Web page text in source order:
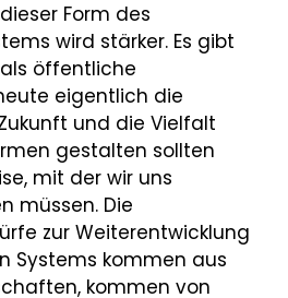
Form des
wird stärker. Es gibt
öffentliche
eigentlich die
und die Vielfalt
gestalten sollten
mit der wir uns
müssen. Die
zur Weiterentwicklung
Systems kommen aus
kommen von